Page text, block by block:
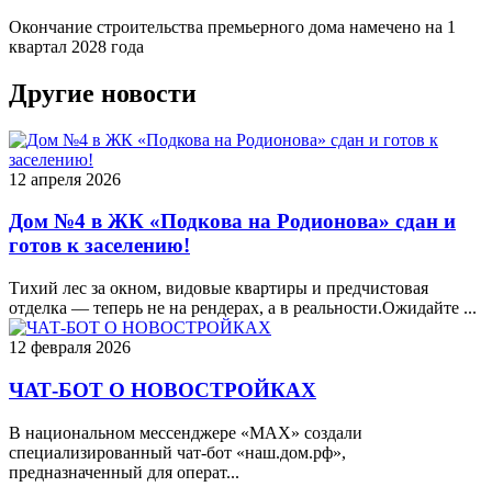
Окончание строительства премьерного дома намечено на 1
квартал 2028 года
Другие новости
12 апреля 2026
Дом №4 в ЖК «Подкова на Родионова» сдан и
готов к заселению!
Тихий лес за окном, видовые квартиры и предчистовая
отделка — теперь не на рендерах, а в реальности.Ожидайте ...
12 февраля 2026
ЧАТ-БОТ О НОВОСТРОЙКАХ
В национальном мессенджере «MAX» создали
специализированный чат-бот «наш.дом.рф»,
предназначенный для операт...